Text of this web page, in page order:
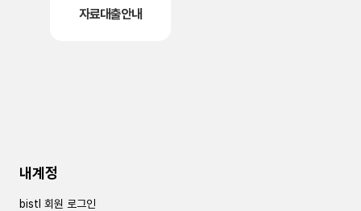
자료대출안내
내계정
bistl 회원 로그인